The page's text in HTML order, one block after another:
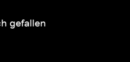
gefallen